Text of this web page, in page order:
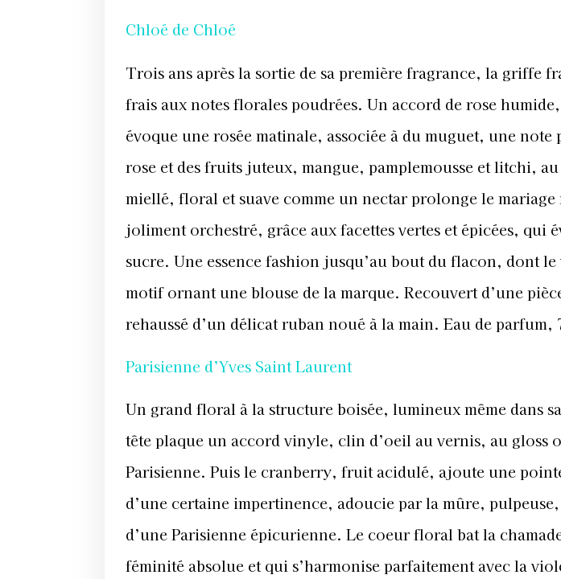
Chloé de Chloé
Trois ans après la sortie de sa première fragrance, la griffe
frais aux notes florales poudrées. Un accord de rose
évoque une rosée matinale, associée à du muguet, une
rose et des fruits juteux, mangue, pamplemousse et litchi,
miellé, floral et suave comme un nectar prolonge le
joliment orchestré, grâce aux facettes vertes et épicées, qui
sucre. Une essence fashion jusqu’au bout du flacon, dont le
motif ornant une blouse de la marque. Recouvert d’une
rehaussé d’un délicat ruban noué à la main. Eau de parfum,
Parisienne d’Yves Saint Laurent
Un grand floral à la structure boisée, lumineux même dans
tête plaque un accord vinyle, clin d’oeil au vernis, au gloss
Parisienne. Puis le cranberry, fruit acidulé, ajoute une
d’une certaine impertinence, adoucie par la mûre,
d’une Parisienne épicurienne. Le coeur floral bat la
féminité absolue et qui s’harmonise parfaitement avec la